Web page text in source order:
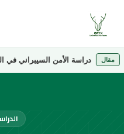
دراسة الأمن السيبراني في الجامعات